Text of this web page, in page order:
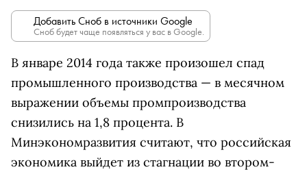
Добавить Сноб в источники Google
Сноб будет чаще появляться у вас в Google.
В январе 2014 года также произошел спад
промышленного производства — в месячном
выражении объемы промпроизводства
снизились на 1,8 процента. В
Минэкономразвития считают, что российская
экономика выйдет из стагнации во втором-